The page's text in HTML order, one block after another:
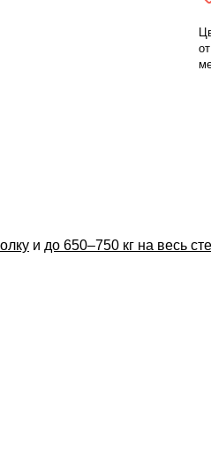
и до 650–750 кг на весь